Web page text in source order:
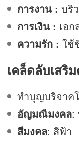
การงาน : บริ
การเงิน : เอ
ความรัก : ใช้
เคล็ดลับเสริม
ทำบุญบริจาค
อัญมณีมงคล:
สีมงคล: สีฟ้า